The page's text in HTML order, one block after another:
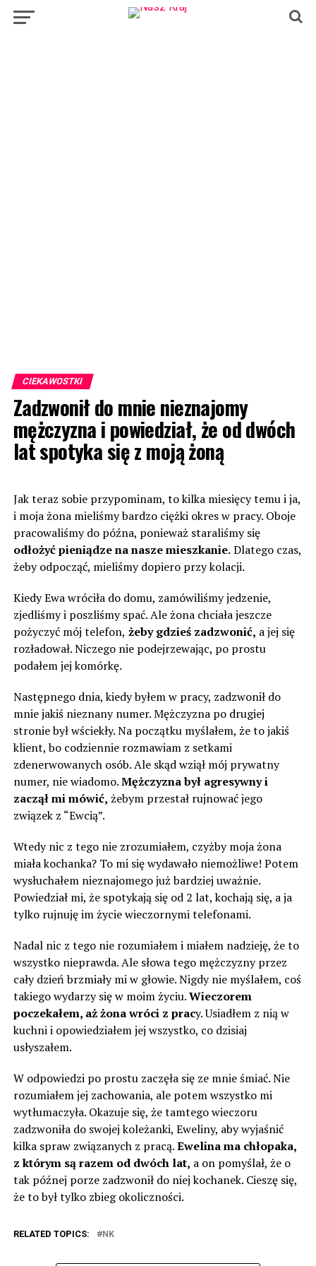
CIEKAWOSTKI
Zadzwonił do mnie nieznajomy
mężczyzna i powiedział, że od dwóch
lat spotyka się z moją żoną
Jak teraz sobie przypominam, to kilka miesięcy temu i ja,
i moja żona mieliśmy bardzo ciężki okres w pracy. Oboje
pracowaliśmy do późna, ponieważ staraliśmy się
odłożyć pieniądze na nasze mieszkanie.Dlatego czas,
żeby odpocząć, mieliśmy dopiero przy kolacji.
Kiedy Ewa wróciła do domu, zamówiliśmy jedzenie,
zjedliśmy i poszliśmy spać. Ale żona chciała jeszcze
pożyczyć mój telefon, żeby gdzieś zadzwonić, a jej się
rozładował. Niczego nie podejrzewając, po prostu
podałem jej komórkę.
Następnego dnia, kiedy byłem w pracy, zadzwonił do
mnie jakiś nieznany numer. Mężczyzna po drugiej
stronie był wściekły. Na początku myślałem, że to jakiś
klient, bo codziennie rozmawiam z setkami
zdenerwowanych osób. Ale skąd wziął mój prywatny
numer, nie wiadomo.Mężczyzna był agresywny i
zaczął mi mówić, żebym przestał rujnować jego
związek z “Ewcią”.
Wtedy nic z tego nie zrozumiałem, czyżby moja żona
miała kochanka? To mi się wydawało niemożliwe! Potem
wysłuchałem nieznajomego już bardziej uważnie.
Powiedział mi, że spotykają się od 2 lat, kochają się, a ja
tylko rujnuję im życie wieczornymi telefonami.
Nadal nic z tego nie rozumiałem i miałem nadzieję, że to
wszystko nieprawda. Ale słowa tego mężczyzny przez
cały dzień brzmiały mi w głowie. Nigdy nie myślałem, coś
takiego wydarzy się w moim życiu.Wieczorem
poczekałem, aż żona wróci z pracy. Usiadłem z nią w
kuchni i opowiedziałem jej wszystko, co dzisiaj
usłyszałem.
W odpowiedzi po prostu zaczęła się ze mnie śmiać. Nie
rozumiałem jej zachowania, ale potem wszystko mi
wytłumaczyła. Okazuje się, że tamtego wieczoru
zadzwoniła do swojej koleżanki, Eweliny, aby wyjaśnić
kilka spraw związanych z pracą.Ewelina ma chłopaka,
z którym są razem od dwóch lat, a on pomyślał, że o
tak późnej porze zadzwonił do niej kochanek. Cieszę się,
że to był tylko zbieg okoliczności.
RELATED TOPICS: NK